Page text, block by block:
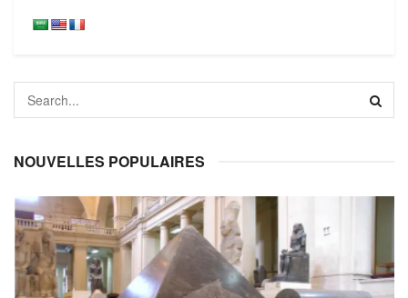
NOUVELLES POPULAIRES